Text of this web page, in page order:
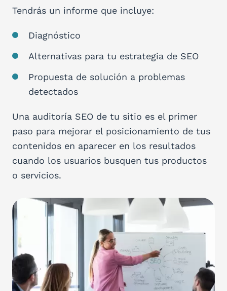
Tendrás un informe que incluye:
Diagnóstico
Alternativas para tu estrategia de SEO
Propuesta de solución a problemas
detectados
Una auditoría SEO de tu sitio es el primer
paso para mejorar el posicionamiento de tus
contenidos en aparecer en los resultados
cuando los usuarios busquen tus productos
o servicios.